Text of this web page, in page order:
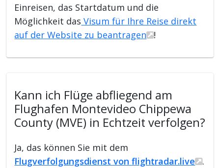
Einreisen, das Startdatum und die
Möglichkeit das Visum für Ihre Reise direkt
auf der Website zu beantragen
!
Kann ich Flüge abfliegend am
Flughafen Montevideo Chippewa
County (MVE) in Echtzeit verfolgen?
Ja, das können Sie mit dem
Flugverfolgungsdienst von flightradar.live
.